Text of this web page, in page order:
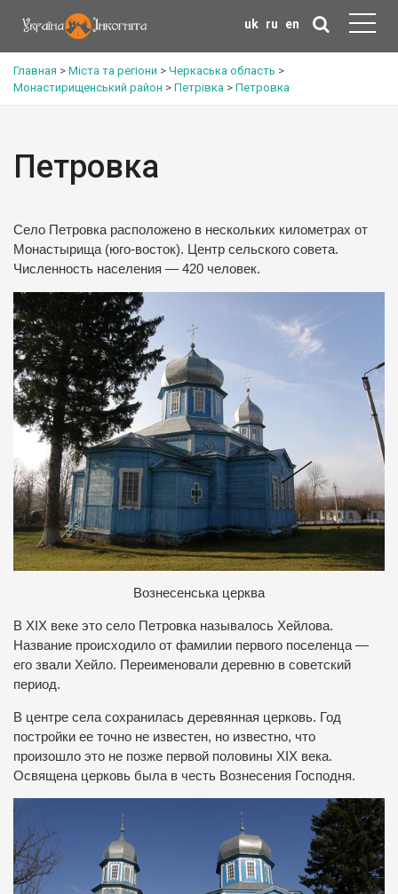
uk ru en
Главная > Міста та регіони > Черкаська область >
Монастирищенський район > Петрівка > Петровка
Петровка
Село Петровка расположено в нескольких километрах от
Монастырища (юго-восток). Центр сельского совета.
Численность населения — 420 человек.
Вознесенська церква
В XIX веке это село Петровка называлось Хейлова.
Название происходило от фамилии первого поселенца —
его звали Хейло. Переименовали деревню в советский
период.
В центре села сохранилась деревянная церковь. Год
постройки ее точно не известен, но известно, что
произошло это не позже первой половины XIX века.
Освящена церковь была в честь Вознесения Господня.